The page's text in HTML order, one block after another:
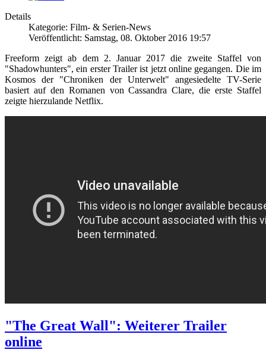
Details
Kategorie: Film- & Serien-News
Veröffentlicht: Samstag, 08. Oktober 2016 19:57
Freeform zeigt ab dem 2. Januar 2017 die zweite Staffel von
"Shadowhunters", ein erster Trailer ist jetzt online gegangen. Die im
Kosmos der "Chroniken der Unterwelt" angesiedelte TV-Serie
basiert auf den Romanen von Cassandra Clare, die erste Staffel
zeigte hierzulande Netflix.
"The Great Wall": Weiterer Trailer
online